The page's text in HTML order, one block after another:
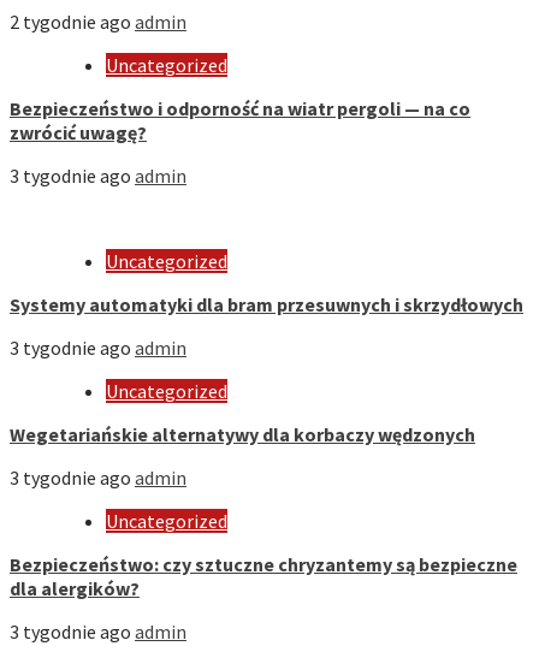
2 tygodnie ago admin
Uncategorized
Bezpieczeństwo i odporność na wiatr pergoli — na co
zwrócić uwagę?
3 tygodnie ago admin
Uncategorized
Systemy automatyki dla bram przesuwnych i skrzydłowych
3 tygodnie ago admin
Uncategorized
Wegetariańskie alternatywy dla korbaczy wędzonych
3 tygodnie ago admin
Uncategorized
Bezpieczeństwo: czy sztuczne chryzantemy są bezpieczne
dla alergików?
3 tygodnie ago admin